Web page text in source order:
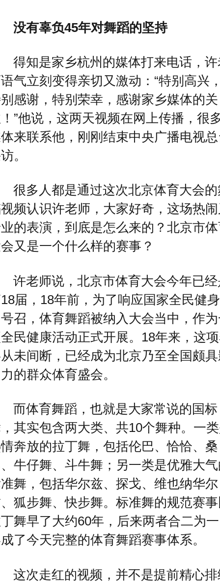
没有辜负45年对舞蹈的坚持
得知是家乡杭州的媒体打来电话，许
气立刻变得亲切又激动：“特别高兴，
感谢，特别荣幸，感谢家乡媒体的关
”他说，这两天视频在网上传播，很
来联系他，刚刚结束中央广播电视总
。
很多人都是通过这次北京体育大会的
频认识许老师，大家好奇，这场热闹
的表演，到底是怎么来的？北京市
又是一个什么样的赛事？
许老师说，北京市体育大会今年已经
届，18年前，为了响应国家全民健身
召，体育舞蹈被纳入大会当中，作
民健康活动正式开展。18年来，这
未间断，已经成为北京乃至全国颇
的群众体育盛会。
而体育舞蹈，也就是大家常说的国标
其实包含两大类、共10个舞种。一
奔放的拉丁舞，包括伦巴、恰恰、桑
牛仔舞、斗牛舞；另一类是优雅大气
舞，包括华尔兹、探戈、维也纳华尔
狐步舞、快步舞。标准舞的规范赛
舞早了大约60年，后来两者合二为一
了今天完整的体育舞蹈赛事体系。
这次走红的视频，并不是提前精心排